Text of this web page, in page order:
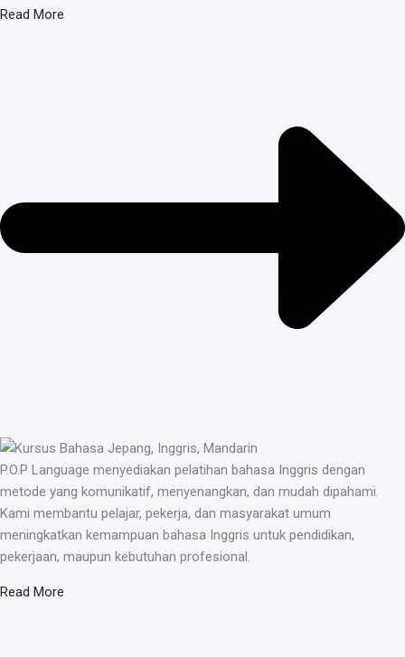
Read More
P.O.P Language menyediakan pelatihan bahasa Inggris dengan
metode yang komunikatif, menyenangkan, dan mudah dipahami.
Kami membantu pelajar, pekerja, dan masyarakat umum
meningkatkan kemampuan bahasa Inggris untuk pendidikan,
pekerjaan, maupun kebutuhan profesional.
Read More